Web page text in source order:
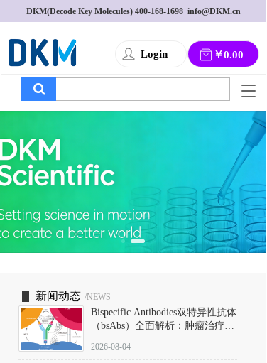
DKM(Decode Key Molecules) 400-168-1698
  info@DKM.cn
Login ￥0.00
T
g
g
l
a
v
i
g
a
新闻动态 /NEWS
Bispecific Antibodies双特异性抗体
（bsAbs）全面解析：肿瘤治疗的
2026-08-04